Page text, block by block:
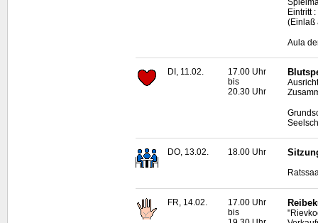
Eintritt
(Einlaß
Aula
DI, 11.02.
17.00 Uhr
bis
20.30 Uhr
DO, 13.02. 18.00 Uhr
FR, 14.02.
17.00 Uhr
bis